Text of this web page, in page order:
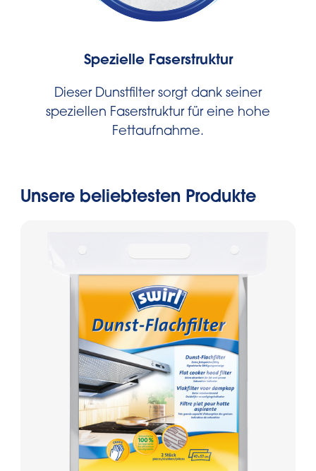
Spezielle Faserstruktur
Dieser Dunstfilter sorgt dank seiner
speziellen Faserstruktur für eine hohe
Fettaufnahme.
Unsere beliebtesten Produkte